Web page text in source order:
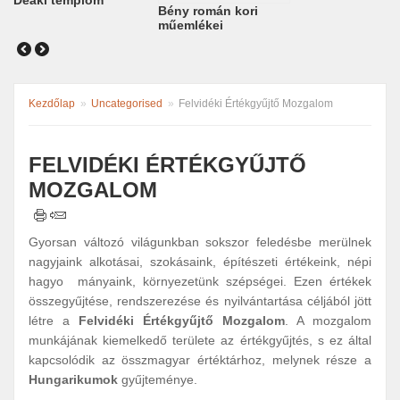
Bény román kori
műemlékei
Kezdőlap » Uncategorised » Felvidéki Értékgyűjtő Mozgalom
FELVIDÉKI ÉRTÉKGYŰJTŐ
MOZGALOM
Gyorsan változó világunkban sokszor feledésbe merülnek
nagyjaink alkotásai, szokásaink, építészeti értékeink, népi
hagyo mányaink, környezetünk szépségei. Ezen értékek
összegyűjtése, rendszerezése és nyilvántartása céljából jött
létre a Felvidéki Értékgyűjtő Mozgalom. A mozgalom
munkájának kiemelkedő területe az értékgyűjtés, s ez által
kapcsolódik az összmagyar értéktárhoz, melynek része a
Hungarikumok gyűjteménye.